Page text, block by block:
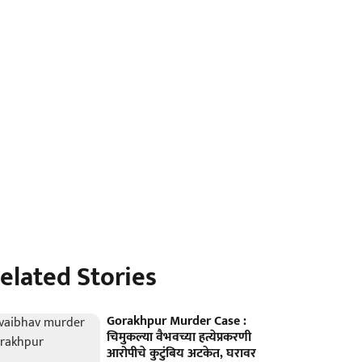
Stories
Gorakhpur Murder Case :
चिमुकल्या वैभवच्या हत्येप्रकरणी
आरोपीचे कुटुंबिय अटकेत, घरावर